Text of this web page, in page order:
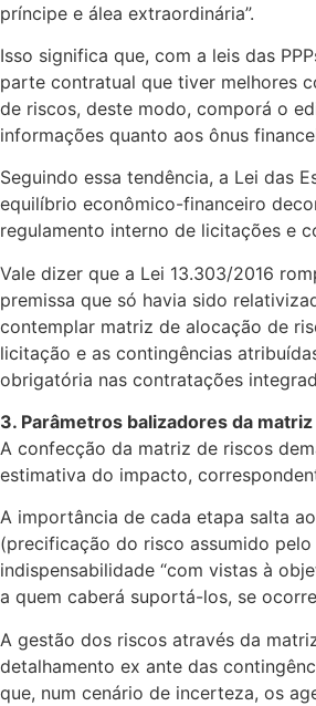
príncipe e álea extraordinária”.
Isso significa que, com a leis das
parte contratual que tiver melhores
de riscos, deste modo, comporá o
informações quanto aos ônus
Seguindo essa tendência, a Lei das
equilíbrio econômico-financeiro
regulamento interno de licitações e
Vale dizer que a Lei 13.303/2016
premissa que só havia sido
contemplar matriz de alocação de
licitação e as contingências
obrigatória nas contratações
3. Parâmetros balizadores da
A confecção da matriz de riscos
estimativa do impacto,
A importância de cada etapa salta
(precificação do risco assumido
indispensabilidade “com vistas à
a quem caberá suportá-los, se
A gestão dos riscos através da
detalhamento ex ante das
que, num cenário de incerteza, os